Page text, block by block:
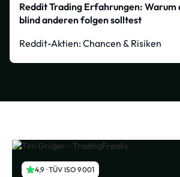
Reddit Trading Erfahrungen: Warum
blind anderen folgen solltest
Reddit-Aktien: Chancen & Risiken
4,9 · TÜV ISO 9001